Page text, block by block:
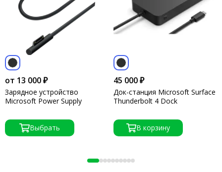
от 13 000 ₽
Зарядное устройство
Microsoft Power Supply
Выбрать
45 000 ₽
Док-станция Microsoft Surface
Thunderbolt 4 Dock
В корзину